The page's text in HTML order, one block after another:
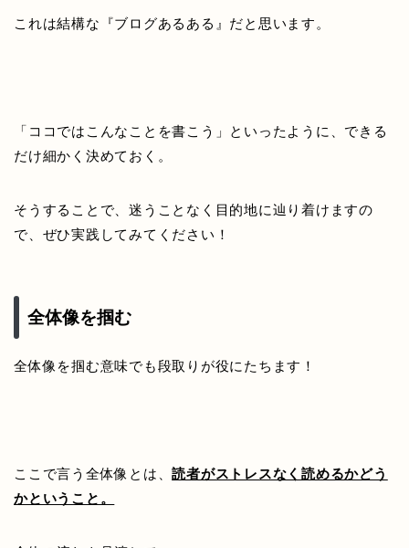
これは結構な『ブログあるある』だと思います。
「ココではこんなことを書こう」といったように、できる
だけ細かく決めておく。
そうすることで、迷うことなく目的地に辿り着けますの
で、ぜひ実践してみてください！
全体像を掴む
全体像を掴む意味でも段取りが役にたちます！
ここで言う全体像とは、読者がストレスなく読めるかどう
かということ。